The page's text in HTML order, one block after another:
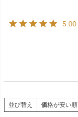
5.00
並び替え 価格が安い順